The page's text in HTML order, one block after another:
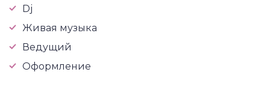
Dj
Живая музыка
Ведущий
Оформление